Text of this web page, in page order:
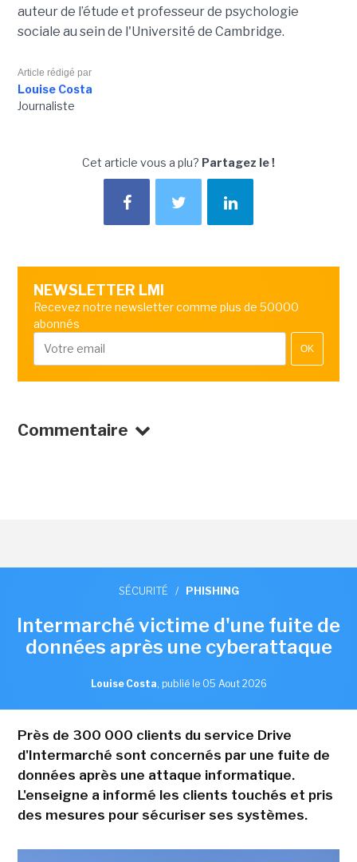
auteur de l’étude et professeur de psychologie
sociale au sein de l'Université de Cambridge.
Article rédigé par
Louise Costa
Journaliste
Cet article vous a plu? Partagez le !
NEWSLETTER LMI
Recevez notre newsletter comme plus de 50000
abonnés
OK
Commentaire
SÉCURITÉ / PHISHING
Intermarché victime d'une fuite de
données après une cyberattaque
Louise Costa, publié le 05 Aout 2026
Près de 300 000 clients du service Drive
d'Intermarché sont concernés par une fuite de
données après une attaque informatique.
L'enseigne a informé les clients touchés et pris
des mesures pour sécuriser ses systèmes.